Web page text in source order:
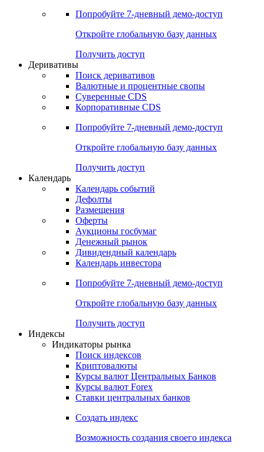
Сравнение ETF & Funds
Поиск Mutual Funds
Попробуйте7-дневный
Откройте глобальную базу данных
Получить доступ
Деривативы
Валютные и процентные свопы
Корпоративные CDS
Попробуйте7-дневный
Откройте глобальную базу данных
Получить доступ
Календарь
Календарь событий
Дефолты
Размещения
Оферты
Денежный рынок
Календарь инвестора
Попробуйте7-дневный
Откройте глобальную базу данных
Получить доступ
Индикаторы рынка
Поиск индексов
Курсы валют Центральных Банков
Ставки центральных банков